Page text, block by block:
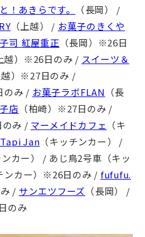
！あきらです。
（長岡） /
（上越） / お菓子のきくや
司 紅屋重正 （長岡）※26日
越）※26日のみ / スイーツ＆
越）※27日のみ /
のみ / お菓子ラボFLAN （長
店 （柏崎）※27日のみ /
のみ / マーメイドカフェ
（キ
Jan （キッチンカー） /
ンカー） / あじ鳥2号車（キッ
ンカー）※26日のみ / fufufu.
/ サンエツフーズ （長岡） /
のみ